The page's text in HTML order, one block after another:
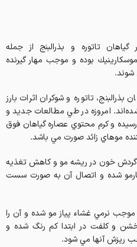
گياهان تاتوره و بذرالبنج از جمله
بوده و موجب مهار گيرنده
تاتوره و شوكران اثرات بارز
امروزه در طي مطالعات جديد و
رسيده و كرم محتوي عصاره گياهان فوق
موهاي زائد صورت مي باشد.
گردش خون در ريشه مو و كاهش تغذيه
شده و‌ اتصال آن به صورت سست
نرمي غشاء پياز مو شده و آن را
و كلفت در ابتدا كم رنگ شده و
ريزش آنها مي شود.